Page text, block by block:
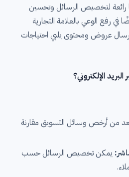
لتخصيص الرسائل وتحسين
في رفع الوعي بالعلامة التجارية
عروض ومحتوى يلبي احتياجات
الإلكتروني؟
من أرخص وسائل التسويق مقارنة
يمكن تخصيص الرسائل حسب